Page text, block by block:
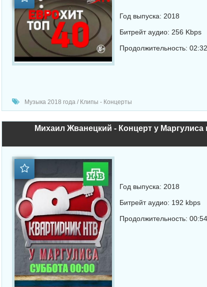
Год выпуска: 2018
Битрейт аудио: 256 Kbps
Продолжительность:
Музыка 2018 года / Клипы - Концерты
Михаил Жванецкий - Концерт у Маргулиса
Год выпуска: 2018
Битрейт аудио: 192 kbps
Продолжительность: